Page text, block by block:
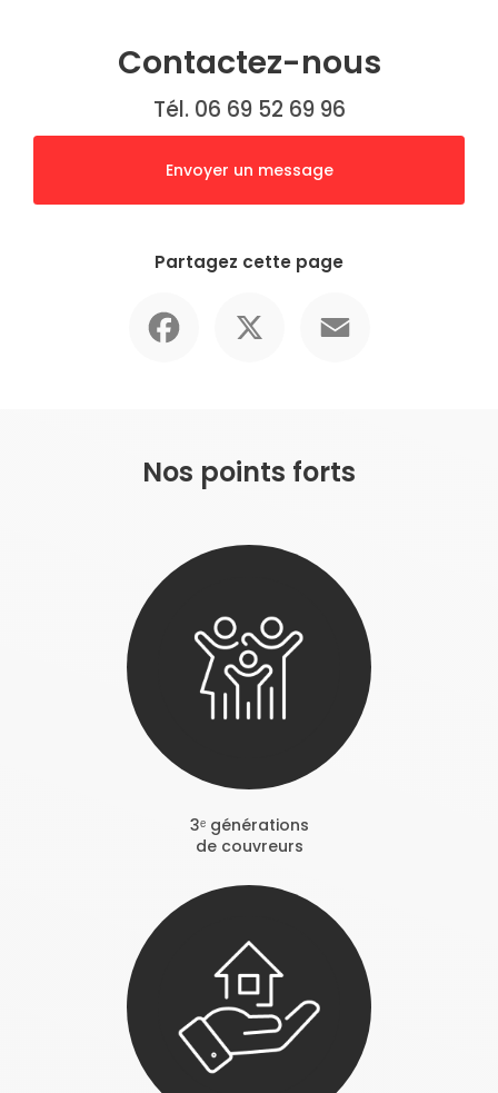
Contactez-nous
Tél. 06 69 52 69 96
Envoyer un message
Partagez cette page
Nos points forts
3ᵉ générations
de couvreurs